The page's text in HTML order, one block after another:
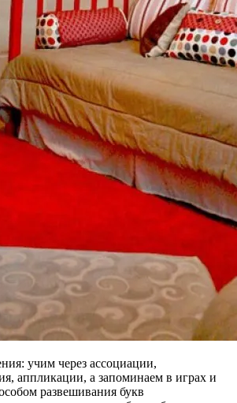
учим через ассоциации,
аппликации, а запоминаем в играх и
развешивания букв